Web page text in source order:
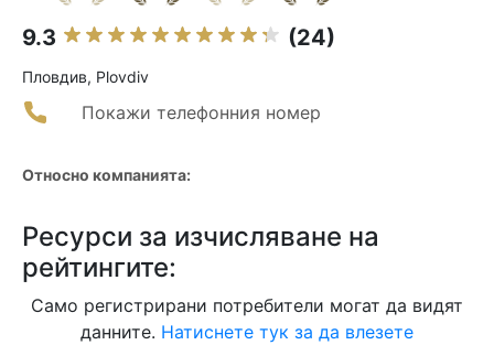
9.3 (24)
Пловдив, Plovdiv
Покажи телефонния номер
Относно компанията:
Ресурси за изчисляване на
рейтингите:
Само регистрирани потребители могат да видят
данните. Натиснете тук за да влезете